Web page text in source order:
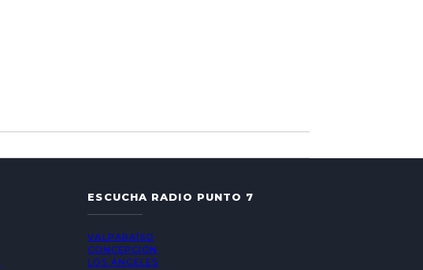
ESCUCHA RADIO PUNTO 7
VALPARAÍSO
CONCEPCIÓN
LOS ÁNGELES